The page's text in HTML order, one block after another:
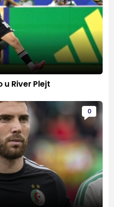
u River Plejt
0